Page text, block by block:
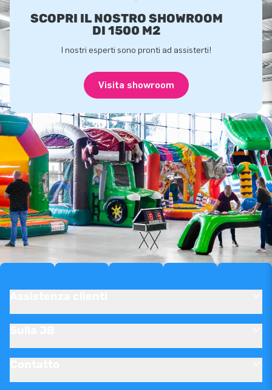
SCOPRI IL NOSTRO SHOWROOM
DI 1500 M2
I nostri esperti sono pronti ad assisterti!
Visita showroom